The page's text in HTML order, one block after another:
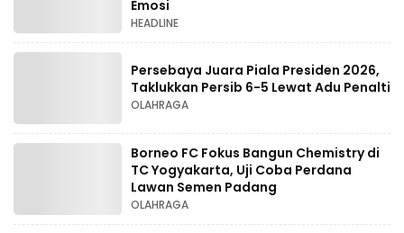
Emosi
HEADLINE
Persebaya Juara Piala Presiden 2026,
Taklukkan Persib 6-5 Lewat Adu Penalti
OLAHRAGA
Borneo FC Fokus Bangun Chemistry di
TC Yogyakarta, Uji Coba Perdana
Lawan Semen Padang
OLAHRAGA